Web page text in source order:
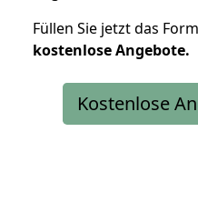
Füllen Sie jetzt das
kostenloseAngebote.
Kostenlose